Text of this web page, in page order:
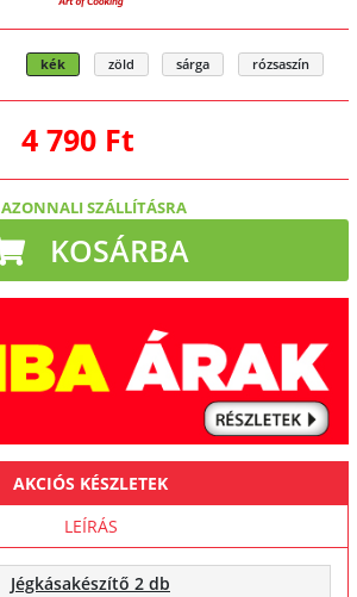
kék zöld sárga rózsaszín
4 790 Ft
AZONNALI SZÁLLÍTÁSRA
KOSÁRBA
AKCIÓS KÉSZLETEK
LEÍRÁS
Jégkásakészítő 2 db